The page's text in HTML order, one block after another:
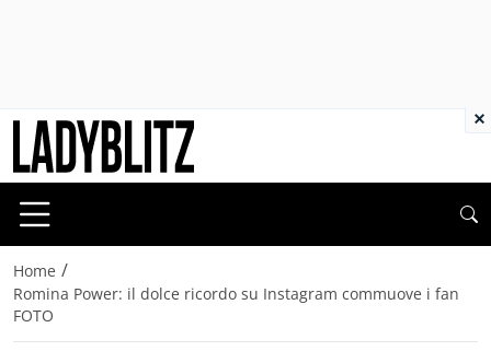
Home /
Romina Power: il dolce ricordo su Instagram commuove i fan
FOTO
×